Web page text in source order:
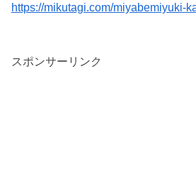
https://mikutagi.com/miyabemiyuki-
スポンサーリンク